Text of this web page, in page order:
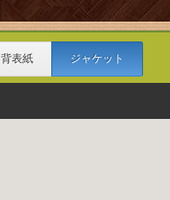
背表紙 ジャケット